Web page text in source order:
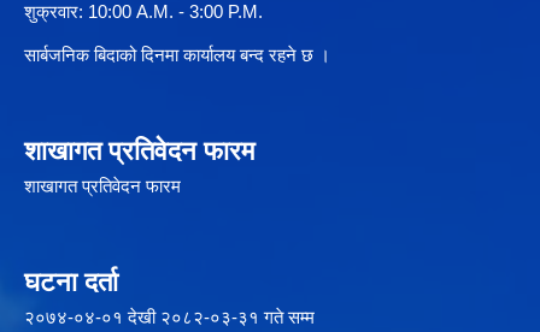
शुक्रवार: 10:00 A.M. - 3:00 P.M.
सार्बजनिक बिदाको दिनमा कार्यालय बन्द रहने छ ।
शाखागत प्रतिवेदन फारम
शाखागत प्रतिवेदन फारम
घटना दर्ता
२‍०७४-०४-०१ देखी २०८२-०३-३१ गते सम्म